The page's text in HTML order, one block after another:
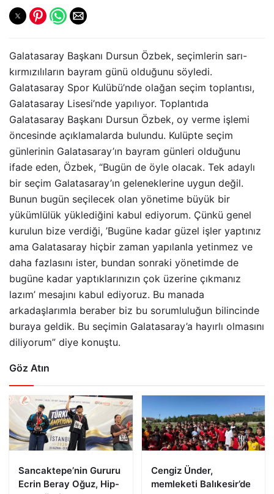
Galatasaray Başkanı Dursun Özbek, seçimlerin sarı-
kırmızılıların bayram günü olduğunu söyledi.
Galatasaray Spor Kulübü’nde olağan seçim toplantısı,
Galatasaray Lisesi’nde yapılıyor. Toplantıda
Galatasaray Başkanı Dursun Özbek, oy verme işlemi
öncesinde açıklamalarda bulundu. Kulüpte seçim
günlerinin Galatasaray’ın bayram günleri olduğunu
ifade eden, Özbek, “Bugün de öyle olacak. Tek adaylı
bir seçim Galatasaray’ın geleneklerine uygun değil.
Bunun bugün seçilecek olan yönetime büyük bir
yükümlülük yüklediğini kabul ediyorum. Çünkü genel
kurulun bize verdiği, ’Bugüne kadar güzel işler yaptınız
ama Galatasaray hiçbir zaman yapılanla yetinmez ve
daha fazlasını ister, bundan sonraki yönetimde de
bugüne kadar yaptıklarınızın çok üzerine çıkmanız
lazım’ mesajını kabul ediyoruz. Bu manada
arkadaşlarımla beraber biz bu sorumluluğun bilincinde
buraya geldik. Bu seçimin Galatasaray’a hayırlı olmasını
diliyorum” diye konuştu.
Göz Atın
Sancaktepe’nin Gururu
Ecrin Beray Oğuz, Hip-
Cengiz Ünder,
memleketi Balıkesir’de